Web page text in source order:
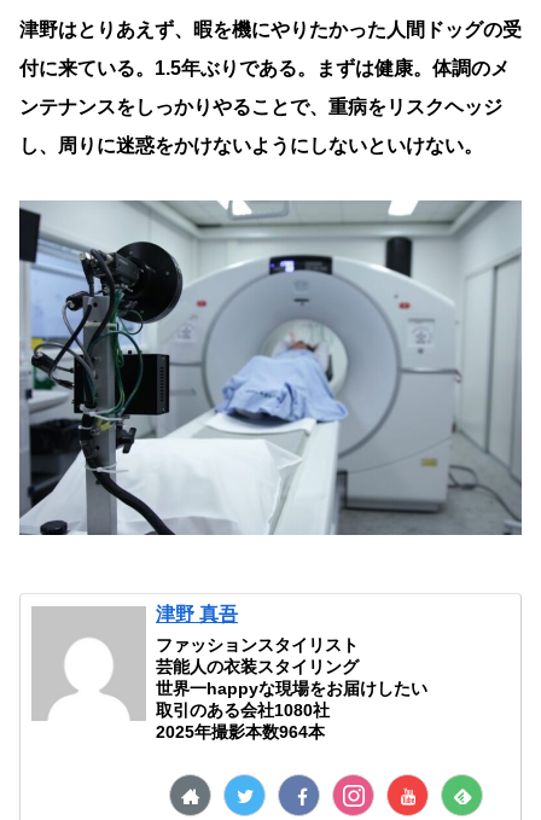
津野はとりあえず、暇を機にやりたかった人間ドッグの受
付に来ている。1.5年ぶりである。まずは健康。体調のメ
ンテナンスをしっかりやることで、重病をリスクヘッジ
し、周りに迷惑をかけないようにしないといけない。
津野 真吾
ファッションスタイリスト
芸能人の衣装スタイリング
世界一happyな現場をお届けしたい
取引のある会社1080社
2025年撮影本数964本